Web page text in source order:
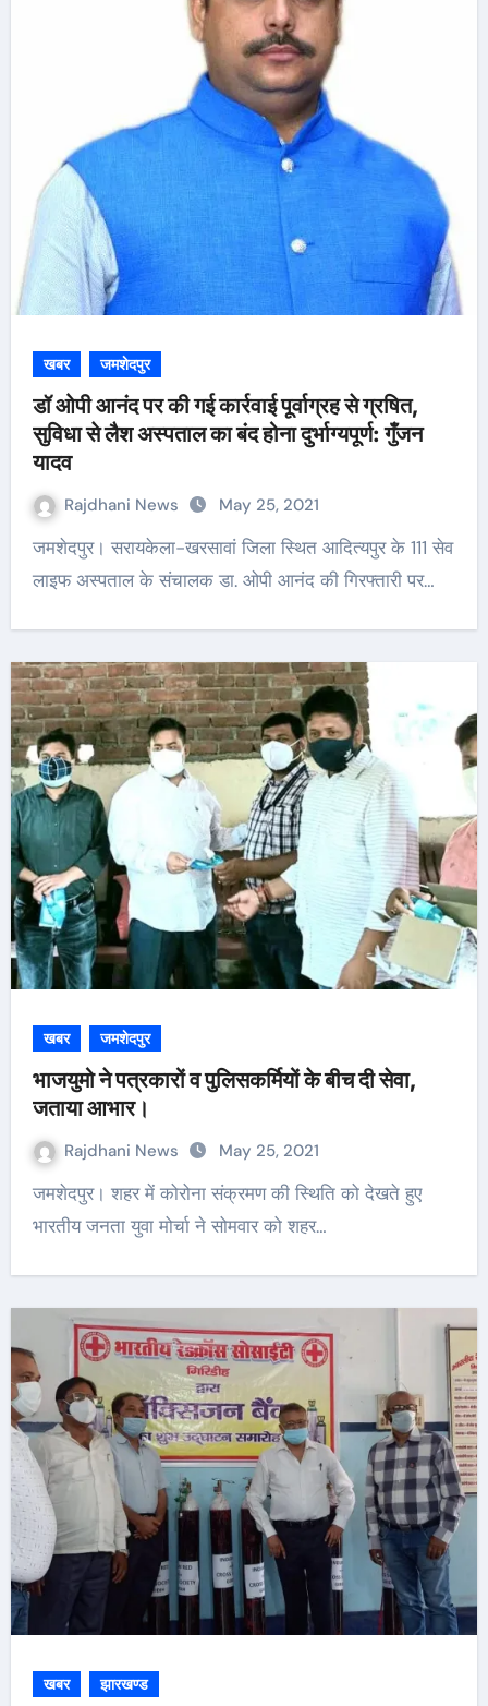
खबर जमशेदपुर
डॉ ओपी आनंद पर की गई कार्रवाई पूर्वाग्रह से ग्रषित,
सुविधा से लैश अस्पताल का बंद होना दुर्भाग्यपूर्ण: गुँजन
यादव
Rajdhani News May 25, 2021
जमशेदपुर। सरायकेला-खरसावां जिला स्थित आदित्यपुर के 111 सेव
लाइफ अस्पताल के संचालक डा. ओपी आनंद की गिरफ्तारी पर…
खबर जमशेदपुर
भाजयुमो ने पत्रकारों व पुलिसकर्मियों के बीच दी सेवा,
जताया आभार।
Rajdhani News May 25, 2021
जमशेदपुर। शहर में कोरोना संक्रमण की स्थिति को देखते हुए
भारतीय जनता युवा मोर्चा ने सोमवार को शहर…
खबर झारखण्ड